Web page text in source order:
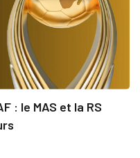
: le MAS et la RS